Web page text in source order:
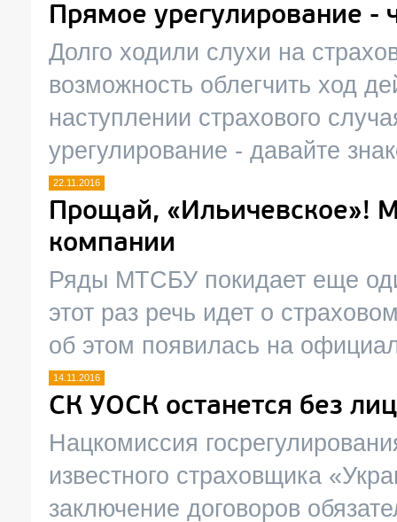
Прямое урегулирование -
Долго ходили слухи на
возможность облегчить ход
наступлении страхового
урегулирование - давайте
22.11.2016
Прощай, «Ильичевское»!
компании
Ряды МТСБУ покидает еще
этот раз речь идет о
об этом появилась на
14.11.2016
СК УОСК останется без
Нацкомиссия
известного страховщика
заключение договоров